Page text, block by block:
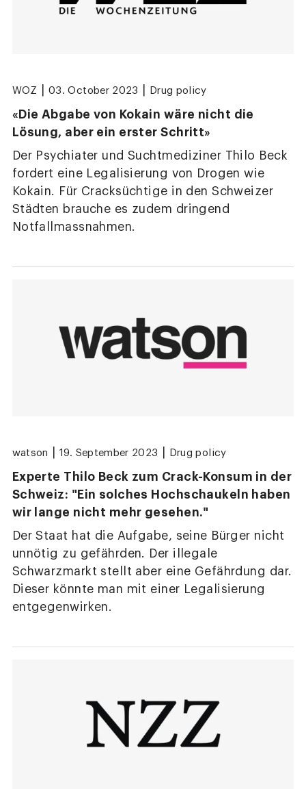
WOZ 03. October 2023 Drug policy
«Die Abgabe von Kokain wäre nicht die
Lösung, aber ein erster Schritt»
Der Psychiater und Suchtmediziner Thilo Beck
fordert eine Legalisierung von Drogen wie
Kokain. Für Cracksüchtige in den Schweizer
Städten brauche es zudem dringend
Notfallmassnahmen.
watson 19. September 2023 Drug policy
Experte Thilo Beck zum Crack-Konsum in der
Schweiz: "Ein solches Hochschaukeln haben
wir lange nicht mehr gesehen."
Der Staat hat die Aufgabe, seine Bürger nicht
unnötig zu gefährden. Der illegale
Schwarzmarkt stellt aber eine Gefährdung dar.
Dieser könnte man mit einer Legalisierung
entgegenwirken.